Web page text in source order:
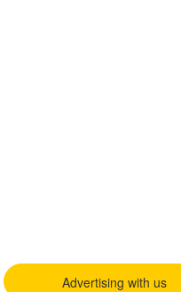
Advertising with us